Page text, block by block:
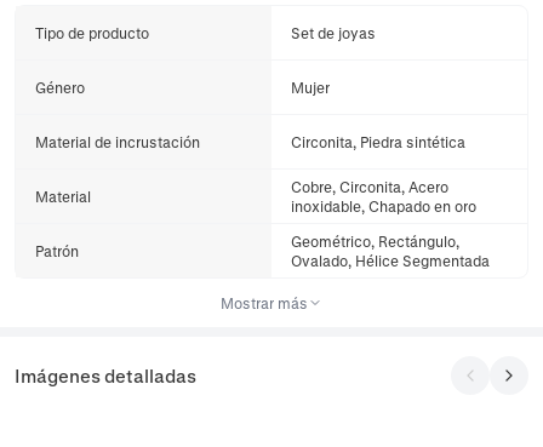
Tipo de producto Set de joyas
Género Mujer
Material de incrustación Circonita, Piedra sintética
Material
Cobre, Circonita, Acero
inoxidable, Chapado en oro
Patrón
Geométrico, Rectángulo,
Ovalado, Hélice Segmentada
Mostrar más
Imágenes detalladas